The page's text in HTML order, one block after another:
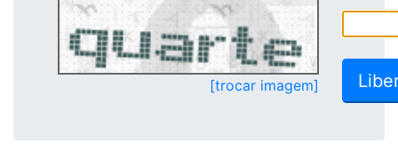
[trocar imagem]